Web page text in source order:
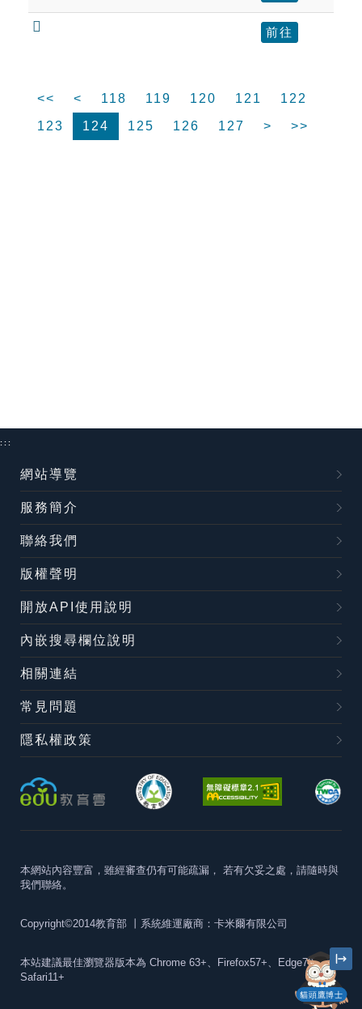
 前往
<< < 118 119 120 121
122
123
124 125 126 127 > >>
貓頭鷹博士
:::
網站導覽
服務簡介
聯絡我們
版權聲明
開放API使用說明
內嵌搜尋欄位說明
相關連結
常見問題
隱私權政策
本網站內容豐富，雖經審查仍有可能疏漏， 若有欠妥之處，請隨時與
我們聯絡。
Copyright©2014教育部 丨系統維運廠商：卡米爾有限公司
本站建議最佳瀏覽器版本為 Chrome 63+、Firefox57+、Edge79+及
Safari11+